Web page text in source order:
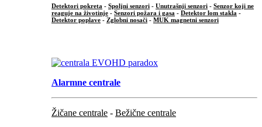
Detektori pokreta - Spoljni senzori - Unutrašnji senzori - Senzor koji ne
reaguje na životinje - Senzori požara i gasa - Detektor lom stakla -
Detektor poplave - Zglobni nosači - MUK magnetni senzori
Alarmne centrale
Žičane centrale - Bežične centrale